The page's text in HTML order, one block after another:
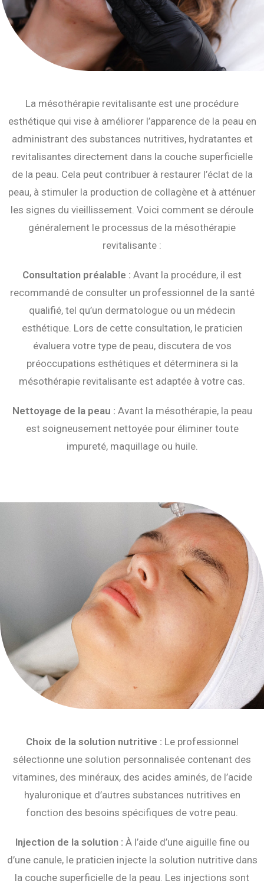
La mésothérapie revitalisante est une procédure
esthétique qui vise à améliorer l’apparence de la peau en
administrant des substances nutritives, hydratantes et
revitalisantes directement dans la couche superficielle
de la peau. Cela peut contribuer à restaurer l’éclat de la
peau, à stimuler la production de collagène et à atténuer
les signes du vieillissement. Voici comment se déroule
généralement le processus de la mésothérapie
revitalisante :
Consultation préalable : Avant la procédure, il est
recommandé de consulter un professionnel de la santé
qualifié, tel qu’un dermatologue ou un médecin
esthétique. Lors de cette consultation, le praticien
évaluera votre type de peau, discutera de vos
préoccupations esthétiques et déterminera si la
mésothérapie revitalisante est adaptée à votre cas.
Nettoyage de la peau : Avant la mésothérapie, la peau
est soigneusement nettoyée pour éliminer toute
impureté, maquillage ou huile.
Choix de la solution nutritive : Le professionnel
sélectionne une solution personnalisée contenant des
vitamines, des minéraux, des acides aminés, de l’acide
hyaluronique et d’autres substances nutritives en
fonction des besoins spécifiques de votre peau.
Injection de la solution : À l’aide d’une aiguille fine ou
d’une canule, le praticien injecte la solution nutritive dans
la couche superficielle de la peau. Les injections sont